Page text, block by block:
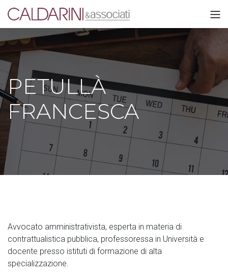
PETULLÀ
FRANCESCA
Avvocato amministrativista, esperta in materia di
contrattualistica pubblica, professoressa in Università e
docente presso istituti di formazione di alta
specializzazione.